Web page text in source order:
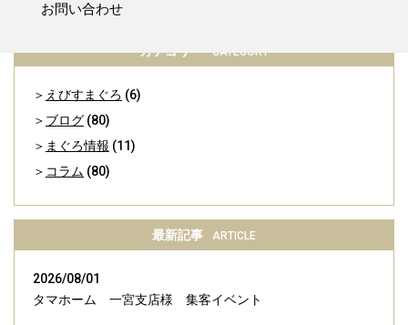
お問い合わせ
カテゴリー CATEGORY
えびすまぐろ (6)
ブログ (80)
まぐろ情報 (11)
コラム (80)
最新記事 ARTICLE
2026/08/01
タマホーム 一宮支店様 集客イベント